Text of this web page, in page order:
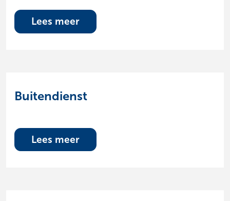
Lees meer
Buitendienst
Lees meer